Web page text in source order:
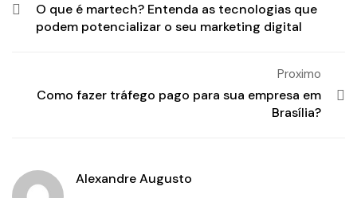
O que é martech? Entenda as tecnologias que
podem potencializar o seu marketing digital
Proximo
Como fazer tráfego pago para sua empresa em
Brasília?
Alexandre Augusto